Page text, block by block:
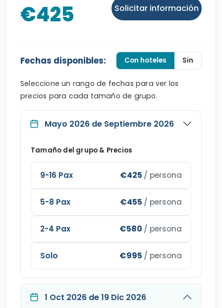
€425 Solicitar información
Fechas disponibles: Con hoteles Sin
Seleccione un rango de fechas para ver los
precios para cada tamaño de grupo.
Mayo 2026 de Septiembre 2026
Tamaño del grupo & Precios
9-16 Pax €425 / persona
5-8 Pax €455 / persona
2-4 Pax €580 / persona
Solo €995 / persona
1 Oct 2026 de 19 Dic 2026